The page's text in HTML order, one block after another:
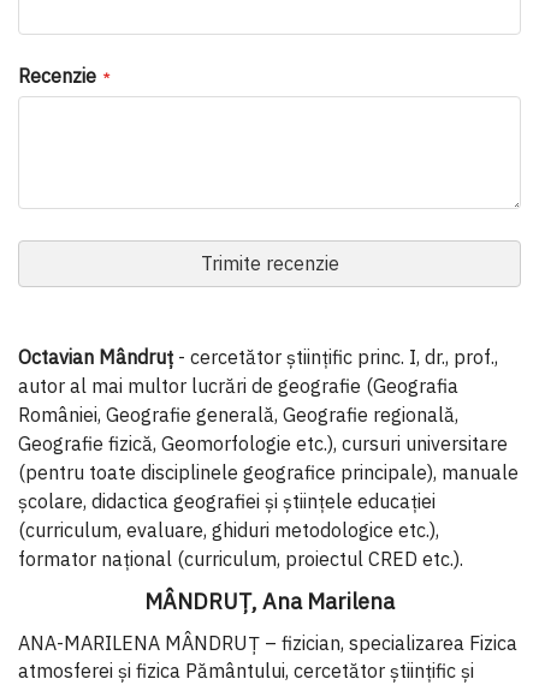
Recenzie
Trimite recenzie
Octavian Mândruț - cercetător științific princ. I, dr., prof.,
autor al mai multor lucrări de geografie (Geografia
României, Geografie generală, Geografie regională,
Geografie fizică, Geomorfologie etc.), cursuri universitare
(pentru toate disciplinele geografice principale), manuale
școlare, didactica geografiei și științele educației
(curriculum, evaluare, ghiduri metodologice etc.),
formator național (curriculum, proiectul CRED etc.).
MÂNDRUȚ, Ana Marilena
ANA-MARILENA MÂNDRUȚ – fizician, specializarea Fizica
atmosferei și fizica Pământului, cercetător științific și